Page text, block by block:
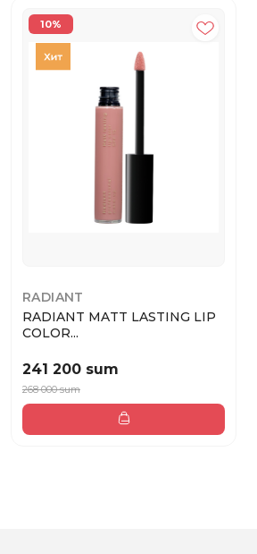
10%
RADIANT
RADIANT MATT LASTING LIP
COLOR...
241 200 sum
268 000 sum